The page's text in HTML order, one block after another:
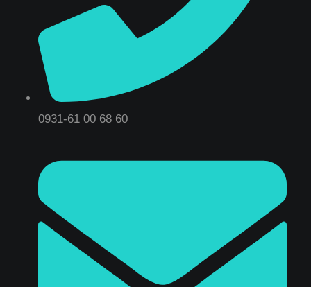
0931-61 00 68 60